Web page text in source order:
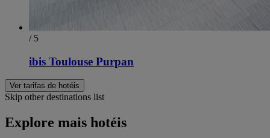
/ 5
ibis Toulouse Purpan
Ver tarifas de hotéis
Skip other destinations list
Explore mais hotéis